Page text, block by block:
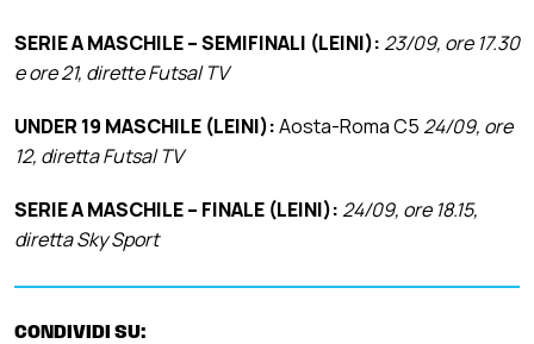
SERIE A MASCHILE – SEMIFINALI (LEINI): 23/09, ore 17.30
e ore 21, dirette Futsal TV
UNDER 19 MASCHILE (LEINI):Aosta-Roma C5 24/09, ore
12, diretta Futsal TV
SERIE A MASCHILE – FINALE (LEINI): 24/09, ore 18.15,
diretta Sky Sport
CONDIVIDI SU: